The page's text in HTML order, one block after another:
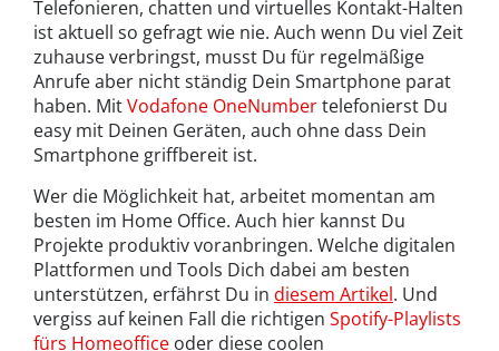
Telefonieren, chatten und virtuelles Kontakt-Halten
ist aktuell so gefragt wie nie. Auch wenn Du viel Zeit
zuhause verbringst, musst Du für regelmäßige
Anrufe aber nicht ständig Dein Smartphone parat
haben. MitVodafone OneNumbertelefonierst Du
easy mit Deinen Geräten, auch ohne dass Dein
Smartphone griffbereit ist.
Wer die Möglichkeit hat, arbeitet momentan am
besten im Home Office. Auch hier kannst Du
Projekte produktiv voranbringen. Welche digitalen
Plattformen und Tools Dich dabei am besten
unterstützen, erfährst Du in diesem Artikel. Und
vergiss auf keinen Fall die richtigen Spotify-Playlists
fürs Homeoffice oder diese coolen